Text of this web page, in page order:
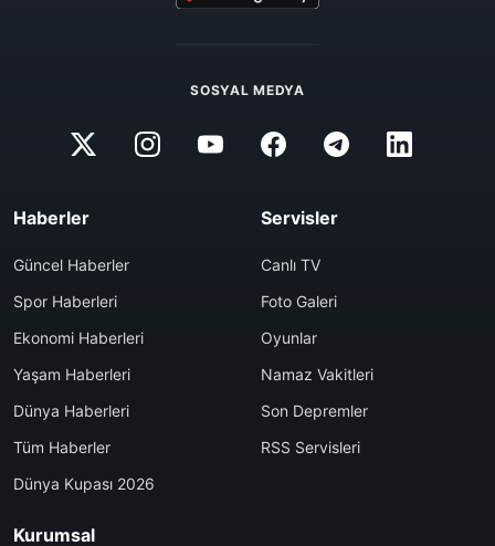
SOSYAL MEDYA
Haberler
Güncel Haberler
Spor Haberleri
Ekonomi Haberleri
Yaşam Haberleri
Dünya Haberleri
Tüm Haberler
Dünya Kupası 2026
Servisler
Canlı TV
Foto Galeri
Oyunlar
Namaz Vakitleri
Son Depremler
RSS Servisleri
Kurumsal